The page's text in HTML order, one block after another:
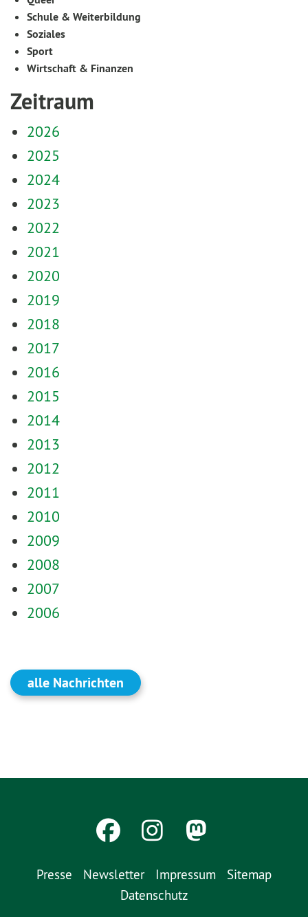
Schule & Weiterbildung
Soziales
Sport
Wirtschaft & Finanzen
Zeitraum
2026
2025
2024
2023
2022
2021
2020
2019
2018
2017
2016
2015
2014
2013
2012
2011
2010
2009
2008
2007
2006
alle Nachrichten
Presse Newsletter Impressum
Sitemap
Datenschutz